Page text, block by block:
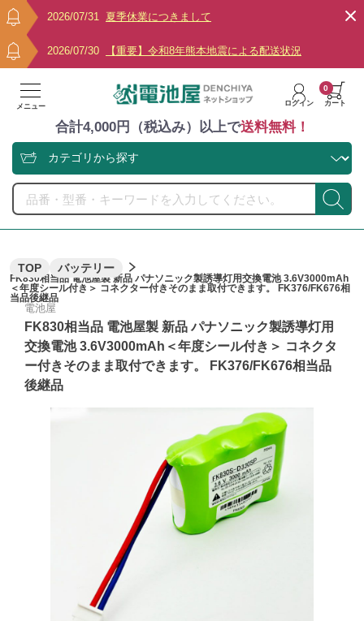
2026/07/31 夏季休業につきまして
2026/07/30 【重要】令和8年熊本地震による配送状況
メニュー ログイン カート
0
合計4,000円（税込み）以上で送料無料！
TOP バッテリー
FK830相当品 電池屋製 新品 パナソニック製誘導灯用交換電池 3.6V3000mAh
＜年度シール付き＞ コネクター付きそのまま取付できます。 FK376/FK676相
当品後継品
電池屋
FK830相当品 電池屋製 新品 パナソニック製誘導灯用
交換電池 3.6V3000mAh＜年度シール付き＞ コネクタ
ー付きそのまま取付できます。 FK376/FK676相当品
後継品